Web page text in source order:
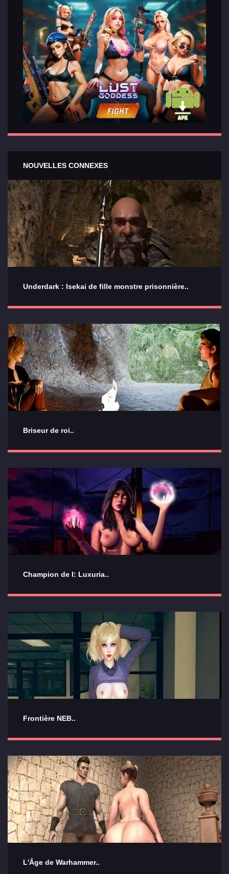
NOUVELLES CONNEXES
Underdark : Isekai de fille monstre prisonnière..
Briseur de roi..
Champion de I: Luxuria..
Frontière NEB..
L'Âge de Warhammer..